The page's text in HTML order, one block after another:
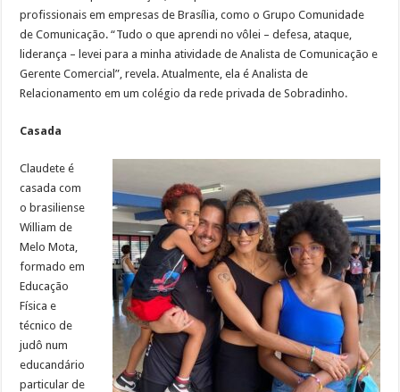
profissionais em empresas de Brasília, como o Grupo Comunidade
de Comunicação. “Tudo o que aprendi no vôlei – defesa, ataque,
liderança – levei para a minha atividade de Analista de Comunicação e
Gerente Comercial”, revela. Atualmente, ela é Analista de
Relacionamento em um colégio da rede privada de Sobradinho.
Casada
Claudete é
casada com
o brasiliense
William de
Melo Mota,
formado em
Educação
Física e
técnico de
judô num
educandário
particular de